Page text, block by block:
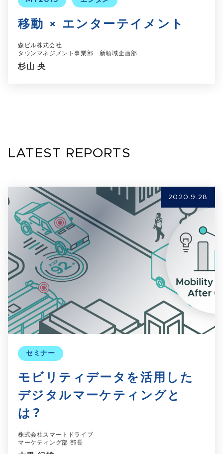
移動 × エンターテイメント
森ビル株式会社
タウンマネジメント事業部 新領域企画部
杉山 央
LATEST REPORTS
セミナー
モビリティデータを活用した
デジタルマーケティングと
は？
2020.9.28
株式会社スマートドライブ
マーケティング部 部長